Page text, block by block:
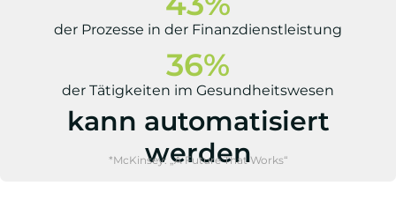
der Prozesse in der Finanzdienstleistung
der Tätigkeiten im Gesundheitswesen
36%
kann automatisiert
werden
*McKinsey: „A Future That Works“